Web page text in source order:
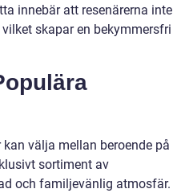
innebär att resenärerna inte
skapar en bekymmersfri
välja mellan beroende på
sortiment av
och familjevänlig atmosfär.